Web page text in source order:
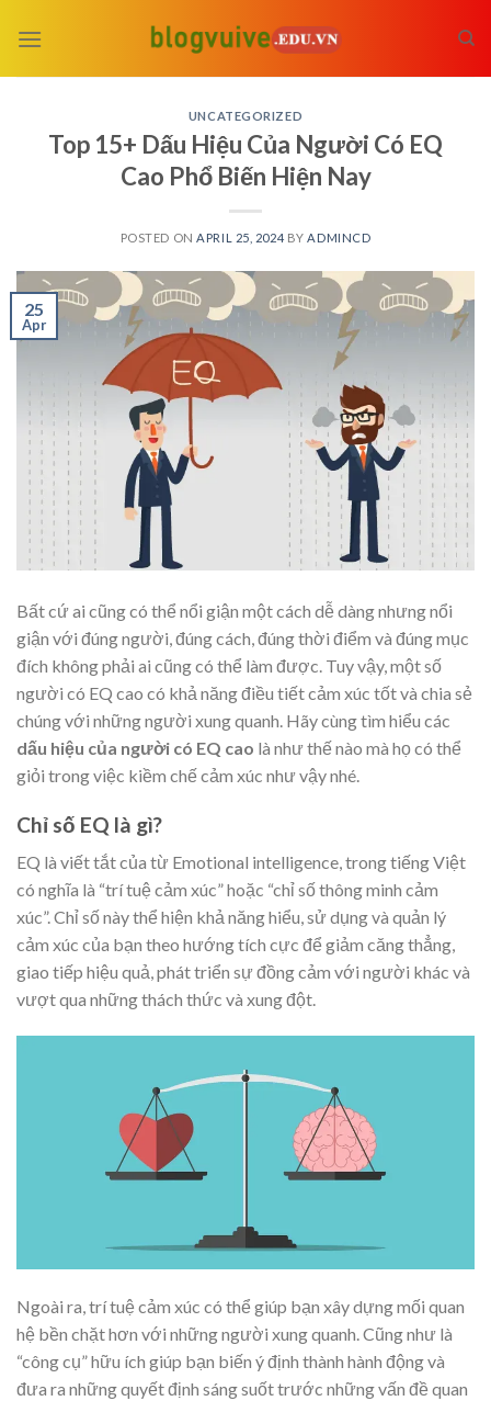
UNCATEGORIZED
Top 15+ Dấu Hiệu Của Người Có EQ
Cao Phổ Biến Hiện Nay
POSTED ON APRIL 25, 2024 BY ADMINCD
25
Apr
Bất cứ ai cũng có thể nổi giận một cách dễ dàng nhưng nổi
giận với đúng người, đúng cách, đúng thời điểm và đúng mục
đích không phải ai cũng có thể làm được. Tuy vậy, một số
người có EQ cao có khả năng điều tiết cảm xúc tốt và chia sẻ
chúng với những người xung quanh. Hãy cùng tìm hiểu các
dấu hiệu của người có EQ cao là như thế nào mà họ có thể
giỏi trong việc kiềm chế cảm xúc như vậy nhé.
Chỉ số EQ là gì?
EQ là viết tắt của từ Emotional intelligence, trong tiếng Việt
có nghĩa là “trí tuệ cảm xúc” hoặc “chỉ số thông minh cảm
xúc”. Chỉ số này thể hiện khả năng hiểu, sử dụng và quản lý
cảm xúc của bạn theo hướng tích cực để giảm căng thẳng,
giao tiếp hiệu quả, phát triển sự đồng cảm với người khác và
vượt qua những thách thức và xung đột.
Ngoài ra, trí tuệ cảm xúc có thể giúp bạn xây dựng mối quan
hệ bền chặt hơn với những người xung quanh. Cũng như là
“công cụ” hữu ích giúp bạn biến ý định thành hành động và
đưa ra những quyết định sáng suốt trước những vấn đề quan